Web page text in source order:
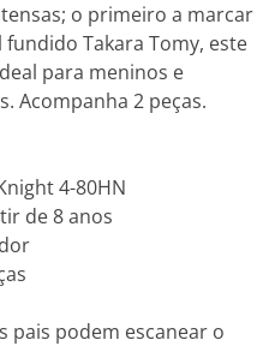
o primeiro a marcar
Takara Tomy, este
para meninos e
Acompanha 2 peças.
4-80HN
de 8 anos
pais podem escanear o